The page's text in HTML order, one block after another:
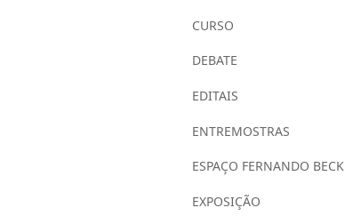
CURSO
DEBATE
EDITAIS
ENTREMOSTRAS
ESPAÇO FERNANDO BECK
EXPOSIÇÃO